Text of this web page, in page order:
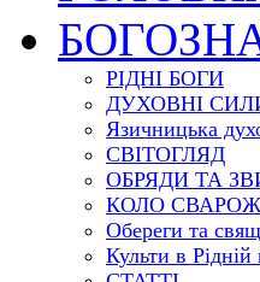
РІДНІ БОГИ
ДУХОВНІ
Язичницька
СВІТОГЛЯД
ОБРЯДИ ТА
КОЛО
Обереги та
Культи в Рідній